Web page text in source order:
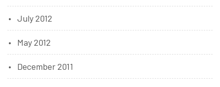
July 2012
May 2012
December 2011